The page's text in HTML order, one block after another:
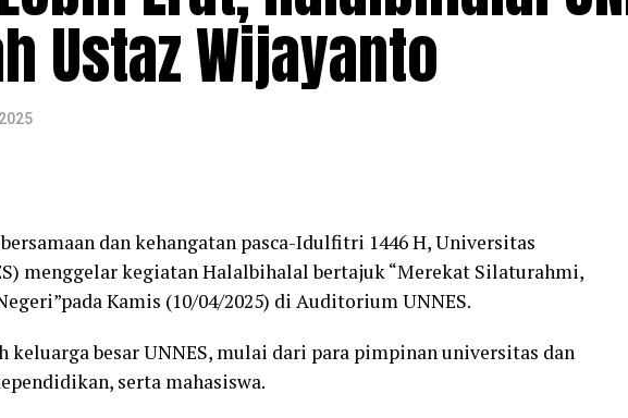
Ustaz Wijayanto
dan kehangatan pasca-Idulfitri 1446 H, Universitas
menggelar kegiatan Halalbihalal bertajuk “Merekat Silaturahmi,
Kamis (10/04/2025) di Auditorium UNNES.
besar UNNES, mulai dari para pimpinan universitas dan
serta mahasiswa.